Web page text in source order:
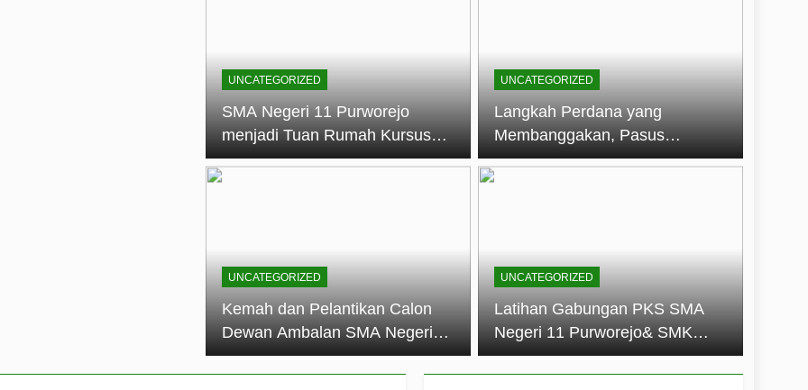
11 Purworejo Sukses Gelar LPBB Jatayudha Open 2 Tahun 2026
UNCATEGORIZED
SMA Negeri 11 Purworejo
menjadi Tuan Rumah Kursus
Pembina Pramuka Mahir
UNCATEGORIZED
Langkah Perdana yang
Membanggakan, Pasus
Jatayudha Ukir Prestasi di
UNCATEGORIZED
Kemah dan Pelantikan Calon
Dewan Ambalan SMA Negeri
11 Purworejo: Membentuk Jiwa
Kepemimpinan, Disiplin, dan
UNCATEGORIZED
Latihan Gabungan PKS SMA
Negeri 11 Purworejo& SMK
Negeri 6 Purworejo:
Membangun Disiplin,